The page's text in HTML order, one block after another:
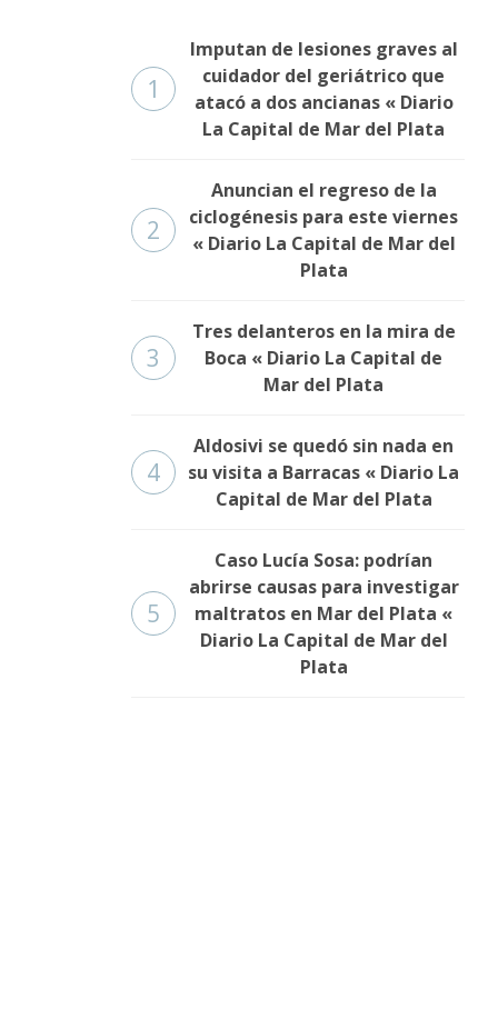
1
Imputan de lesiones graves al
cuidador del geriátrico que
atacó a dos ancianas « Diario
La Capital de Mar del Plata
2
Anuncian el regreso de la
ciclogénesis para este viernes
« Diario La Capital de Mar del
Plata
3
Tres delanteros en la mira de
Boca « Diario La Capital de
Mar del Plata
4
Aldosivi se quedó sin nada en
su visita a Barracas « Diario La
Capital de Mar del Plata
5
Caso Lucía Sosa: podrían
abrirse causas para investigar
maltratos en Mar del Plata «
Diario La Capital de Mar del
Plata